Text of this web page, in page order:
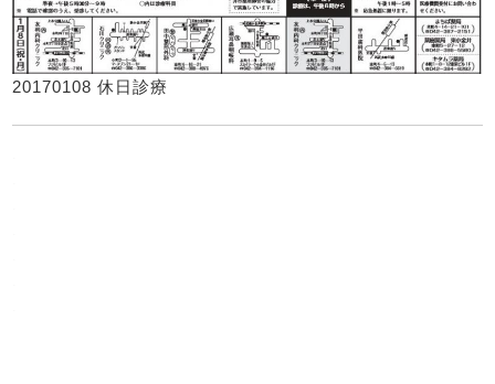
20170108 休日診療